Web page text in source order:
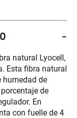
natural Lyocell,
Esta fibra natural
humedad de
de
En
con fuelle de 4
Memory + Gel
Bambú 4
Puerta 23 x 23 x